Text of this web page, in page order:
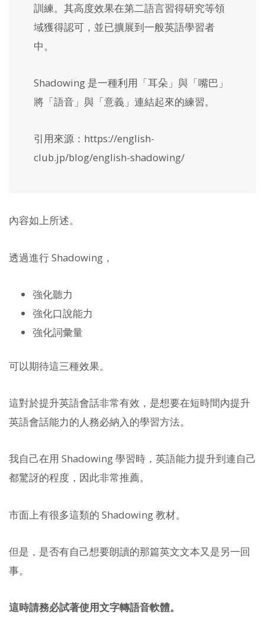
訓練。其高度效果在第二語言習得研究等領
域獲得認可，並已擴展到一般英語學習者
中。
Shadowing 是一種利用「耳朵」與「嘴巴」
將「語音」與「意義」連結起來的練習。
引用來源：https://english-
club.jp/blog/english-shadowing/
內容如上所述。
透過進行 Shadowing，
強化聽力
強化口說能力
強化詞彙量
可以期待這三種效果。
這對於提升英語會話非常有效，是想要在短時間內提升
英語會話能力的人務必納入的學習方法。
我自己在用 Shadowing 學習時，英語能力提升到連自己
都驚訝的程度，因此非常推薦。
市面上有很多這類的 Shadowing 教材。
但是，是否有自己想要朗讀的那篇英文文本又是另一回
事。
這時請務必試著使用文字轉語音軟體。